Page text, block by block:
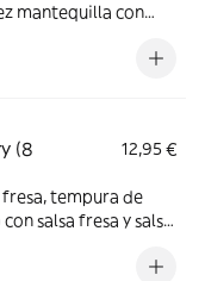
mantequilla con
(8
12,95 €
tempura de
salsa fresa y salsa